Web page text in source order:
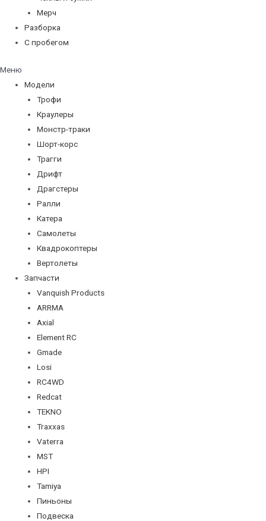
Мерч
Разборка
С пробегом
Меню
Модели
Трофи
Краулеры
Монстр-траки
Шорт-корс
Трагги
Дрифт
Драгстеры
Ралли
Катера
Самолеты
Квадрокоптеры
Вертолеты
Запчасти
Vanquish Products
ARRMA
Axial
Element RC
Gmade
Losi
RC4WD
Redcat
TEKNO
Traxxas
Vaterra
MST
HPI
Tamiya
Пиньоны
Подвеска